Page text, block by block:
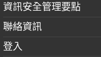
資訊安全管理要點
聯絡資訊
登入